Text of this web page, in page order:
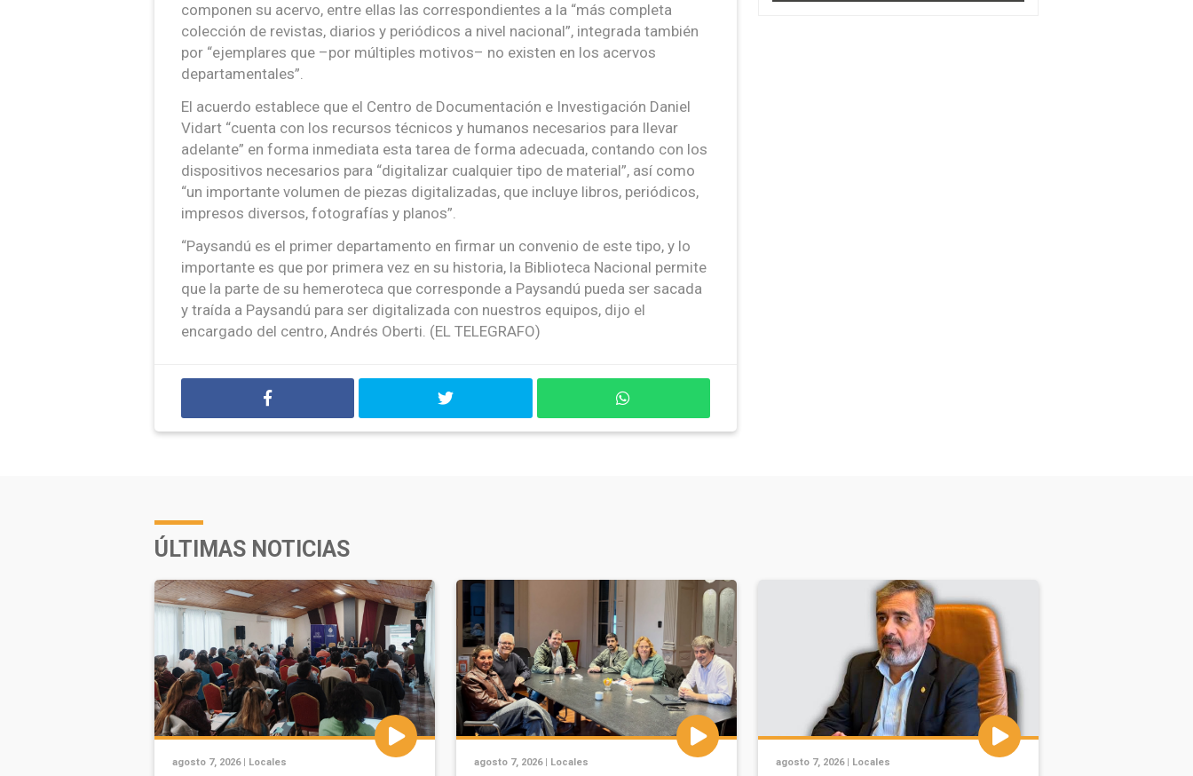
componen su acervo, entre ellas las correspondientes a la “más completa
colección de revistas, diarios y periódicos a nivel nacional”, integrada también
por “ejemplares que –por múltiples motivos– no existen en los acervos
departamentales”.
El acuerdo establece que el Centro de Documentación e Investigación Daniel
Vidart “cuenta con los recursos técnicos y humanos necesarios para llevar
adelante” en forma inmediata esta tarea de forma adecuada, contando con los
dispositivos necesarios para “digitalizar cualquier tipo de material”, así como
“un importante volumen de piezas digitalizadas, que incluye libros, periódicos,
impresos diversos, fotografías y planos”.
“Paysandú es el primer departamento en firmar un convenio de este tipo, y lo
importante es que por primera vez en su historia, la Biblioteca Nacional permite
que la parte de su hemeroteca que corresponde a Paysandú pueda ser sacada
y traída a Paysandú para ser digitalizada con nuestros equipos, dijo el
encargado del centro, Andrés Oberti. (EL TELEGRAFO)
ÚLTIMAS NOTICIAS
agosto 7, 2026 | Locales agosto 7, 2026 | Locales agosto 7, 2026 | Locales